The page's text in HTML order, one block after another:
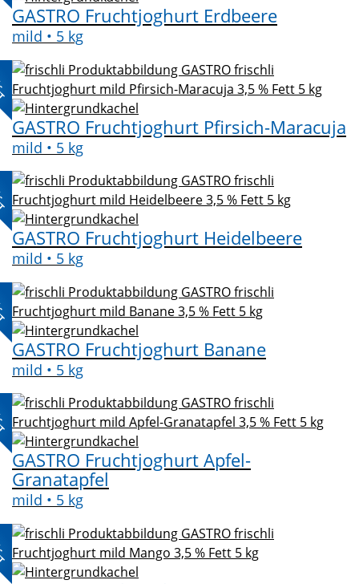
GASTRO Fruchtjoghurt Erdbeere
mild • 5 kg
GASTRO Fruchtjoghurt Pfirsich-Maracuja
mild • 5 kg
GASTRO Fruchtjoghurt Heidelbeere
mild • 5 kg
GASTRO Fruchtjoghurt Banane
mild • 5 kg
GASTRO Fruchtjoghurt Apfel-
Granatapfel
mild • 5 kg